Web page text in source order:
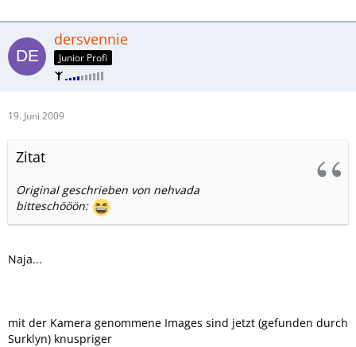
dersvennie
Junior Profi
19. Juni 2009
Zitat
Original geschrieben von nehvada
bitteschööön:
Naja...
mit der Kamera genommene Images sind jetzt (gefunden durch
Surklyn) knuspriger